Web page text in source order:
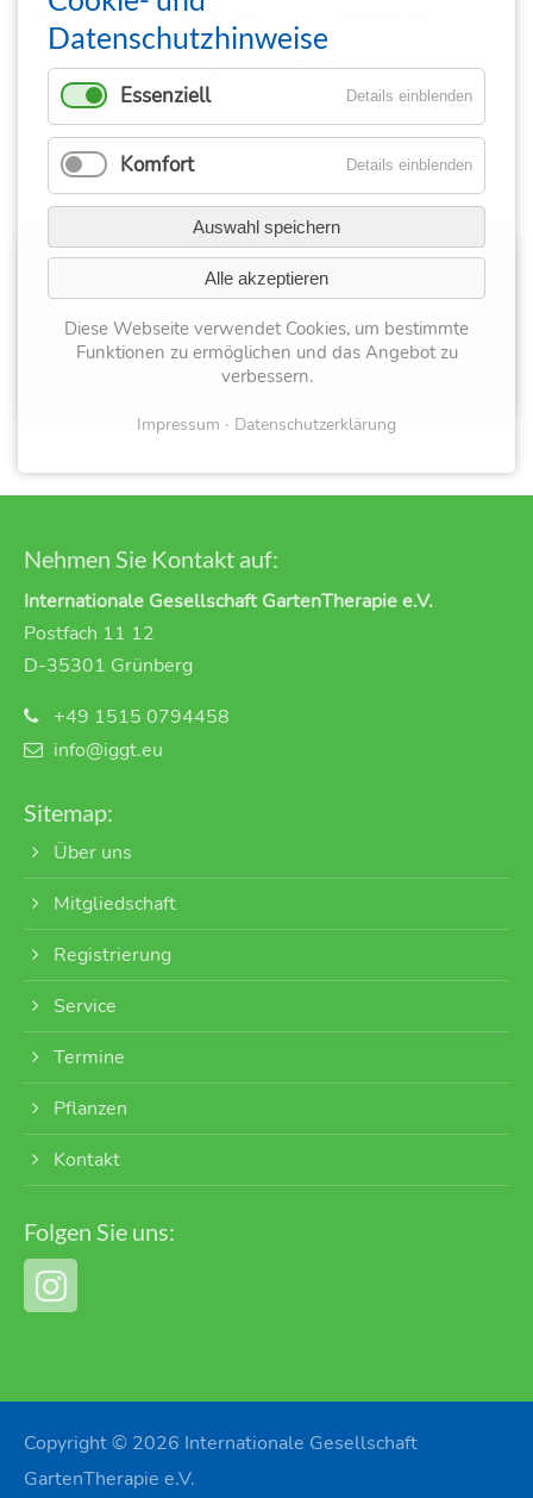
Der nächste Lehrgang beginnt im September 2026
Infos und Anmeldung unterAGaThe
Zurück
Sie haben Fragen?
info@iggt.eu
Nehmen Sie Kontakt auf:
Internationale Gesellschaft GartenTherapie e.V.
Postfach 11 12
D-35301 Grünberg
+49 1515 0794458
info@iggt.eu
Sitemap:
Über uns
Mitgliedschaft
Registrierung
Service
Termine
Pflanzen
Kontakt
Folgen Sie uns:
Copyright © 2026 Internationale Gesellschaft
GartenTherapie e.V.
Datenschutzhinweise
Essenziell Details einblenden
Komfort Details einblenden
Auswahl speichern
Alle akzeptieren
Diese Webseite verwendet Cookies, um bestimmte
Funktionen zu ermöglichen und das Angebot zu
verbessern.
Impressum Datenschutzerklärung